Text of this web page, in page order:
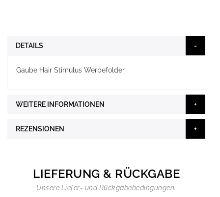
DETAILS
Gaube Hair Stimulus Werbefolder
WEITERE INFORMATIONEN
REZENSIONEN
LIEFERUNG & RÜCKGABE
Unsere Liefer- und Rückgabebedingungen.